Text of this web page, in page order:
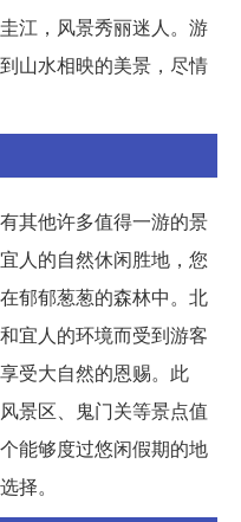
江，风景秀丽迷人。游
山水相映的美景，尽情
其他许多值得一游的景
人的自然休闲胜地，您
郁郁葱葱的森林中。北
宜人的环境而受到游客
受大自然的恩赐。此
景区、鬼门关等景点值
能够度过悠闲假期的地
择。